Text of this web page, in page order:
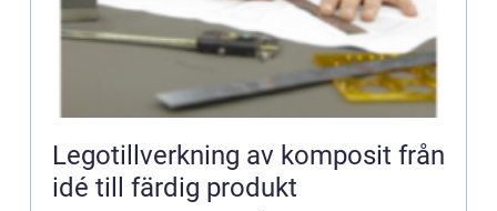
Legotillverkning av komposit från
idé till färdig produkt